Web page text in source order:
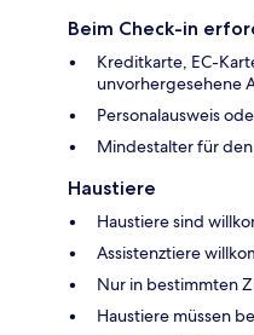
Beim Check-in
Kreditkarte, EC-
unvorhergesehene
Personalausweis
Mindestalter für
Haustiere
Haustiere sind
Assistenztiere
Nur in bestimmten
Haustiere müssen